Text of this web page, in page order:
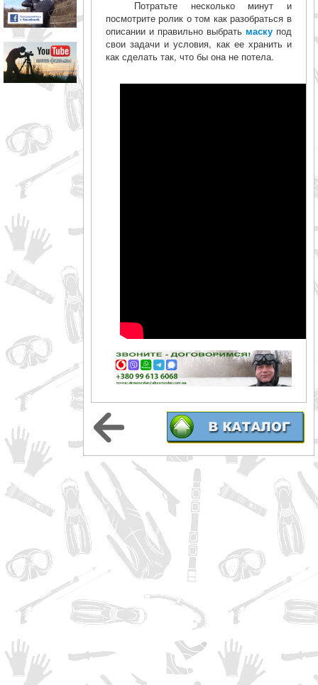
Потратьте несколько минут и
посмотрите ролик о том как разобраться в
описании и правильно выбрать маскупод
свои задачи и условия, как ее хранить и
как сделать так, что бы она не потела.